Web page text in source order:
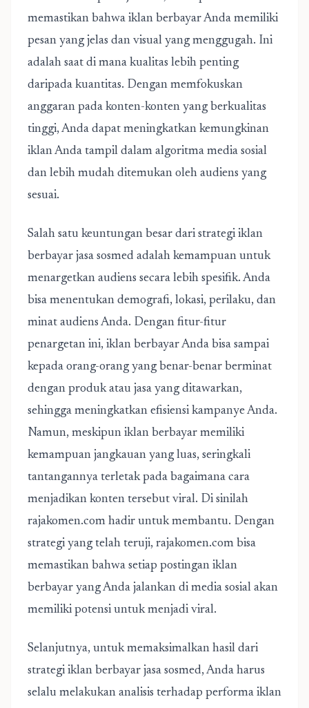
memastikan bahwa iklan berbayar Anda memiliki
pesan yang jelas dan visual yang menggugah. Ini
adalah saat di mana kualitas lebih penting
daripada kuantitas. Dengan memfokuskan
anggaran pada konten-konten yang berkualitas
tinggi, Anda dapat meningkatkan kemungkinan
iklan Anda tampil dalam algoritma media sosial
dan lebih mudah ditemukan oleh audiens yang
sesuai.
Salah satu keuntungan besar dari strategi iklan
berbayar jasa sosmed adalah kemampuan untuk
menargetkan audiens secara lebih spesifik. Anda
bisa menentukan demografi, lokasi, perilaku, dan
minat audiens Anda. Dengan fitur-fitur
penargetan ini, iklan berbayar Anda bisa sampai
kepada orang-orang yang benar-benar berminat
dengan produk atau jasa yang ditawarkan,
sehingga meningkatkan efisiensi kampanye Anda.
Namun, meskipun iklan berbayar memiliki
kemampuan jangkauan yang luas, seringkali
tantangannya terletak pada bagaimana cara
menjadikan konten tersebut viral. Di sinilah
rajakomen.com hadir untuk membantu. Dengan
strategi yang telah teruji, rajakomen.com bisa
memastikan bahwa setiap postingan iklan
berbayar yang Anda jalankan di media sosial akan
memiliki potensi untuk menjadi viral.
Selanjutnya, untuk memaksimalkan hasil dari
strategi iklan berbayar jasa sosmed, Anda harus
selalu melakukan analisis terhadap performa iklan